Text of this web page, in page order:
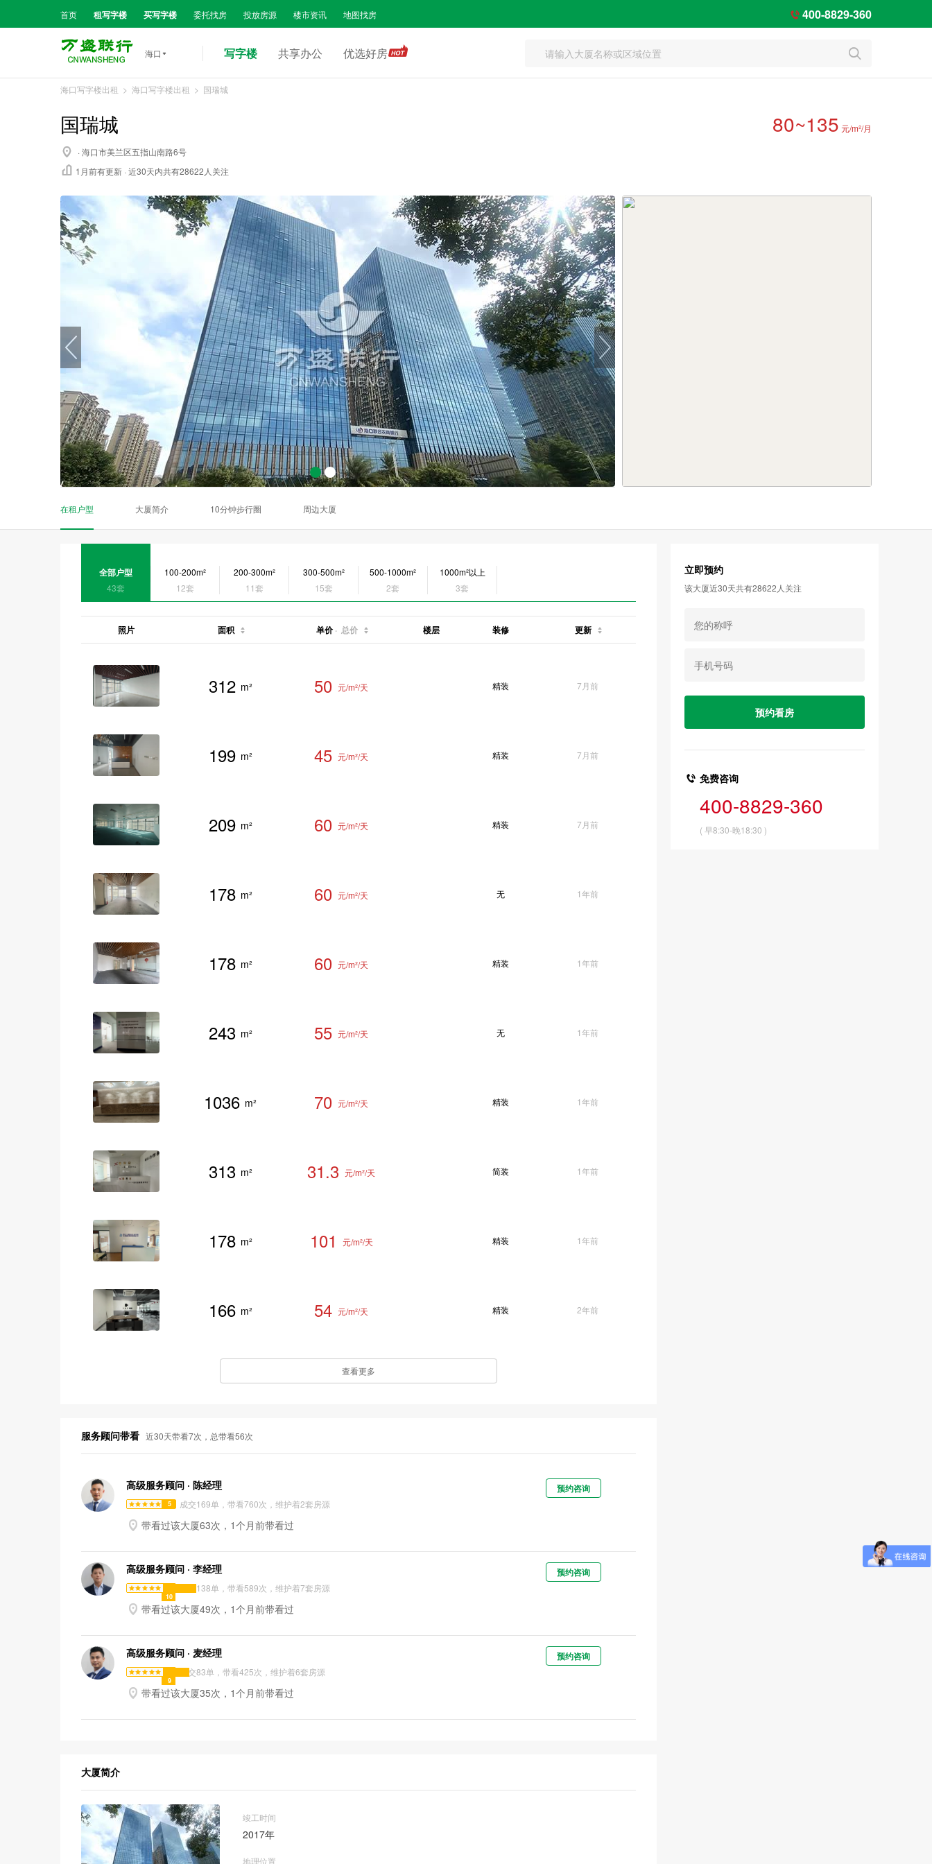
首页 租写字楼 买写字楼 委托找房 投放房源 楼市资讯 地图找房 400-8829-360
海口  写字楼 共享办公 优选好房 
海口写字楼出租 > 海口写字楼出租 > 国瑞城
国瑞城 80~135 元/m²/月
 · 海口市美兰区五指山南路6号
 1月前有更新 · 近30天内共有28622人关注
在租户型 大厦简介 10分钟步行圈 周边大厦
立即预约
该大厦近30天共有28622人关注
 免费咨询
400-8829-360
( 早8:30-晚18:30 )
全部户型
43套
100-200m²
12套
200-300m²
11套
300-500m²
15套
500-1000m²
2套
1000m²以上
3套
照片 面积 单价· 总价 楼层 装修 更新
312 m² 50 元/m²/天 精装 7月前
199 m² 45 元/m²/天 精装 7月前
209 m² 60 元/m²/天 精装 7月前
178 m² 60 元/m²/天 无 1年前
178 m² 60 元/m²/天 精装 1年前
243 m² 55 元/m²/天 无 1年前
1036 m² 70 元/m²/天 精装 1年前
313 m² 31.3 元/m²/天 简装 1年前
178 m² 101 元/m²/天 精装 1年前
166 m² 54 元/m²/天 精装 2年前
查看更多
服务顾问带看 近30天带看7次，总带看56次
高级服务顾问 · 陈经理
5 成交169单，带看760次，维护着2套房源
 带看过该大厦63次，1个月前带看过
预约咨询
高级服务顾问 · 李经理
10
成交138单，带看589次，维护着7套房源
 带看过该大厦49次，1个月前带看过
预约咨询
高级服务顾问 · 麦经理
9
成交83单，带看425次，维护着6套房源
 带看过该大厦35次，1个月前带看过
预约咨询
大厦简介
竣工时间
2017年
地理位置